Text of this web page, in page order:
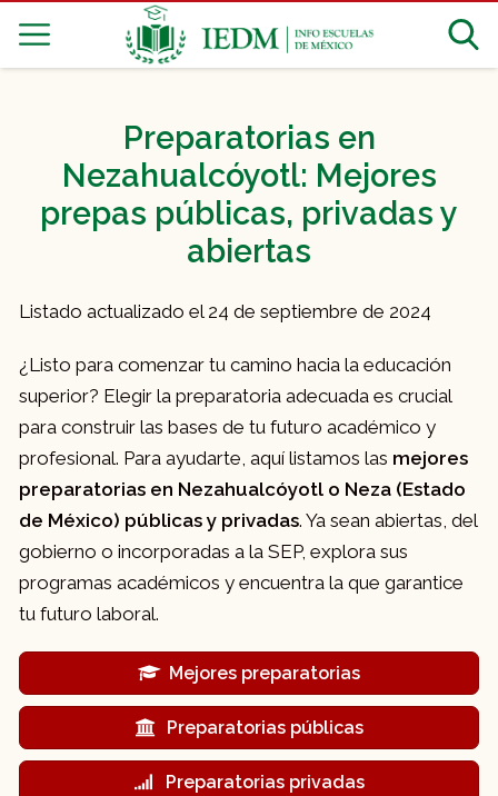
Preparatorias en
Nezahualcóyotl: Mejores
prepas públicas, privadas y
abiertas
Listado actualizado el 24 de septiembre de 2024
¿Listo para comenzar tu camino hacia la educación
superior? Elegir la preparatoria adecuada es crucial
para construir las bases de tu futuro académico y
profesional. Para ayudarte, aquí listamos las mejores
preparatorias en Nezahualcóyotl o Neza (Estado
de México) públicas y privadas. Ya sean abiertas, del
gobierno o incorporadas a la SEP, explora sus
programas académicos y encuentra la que garantice
tu futuro laboral.
Mejores preparatorias
Preparatorias públicas
Preparatorias privadas